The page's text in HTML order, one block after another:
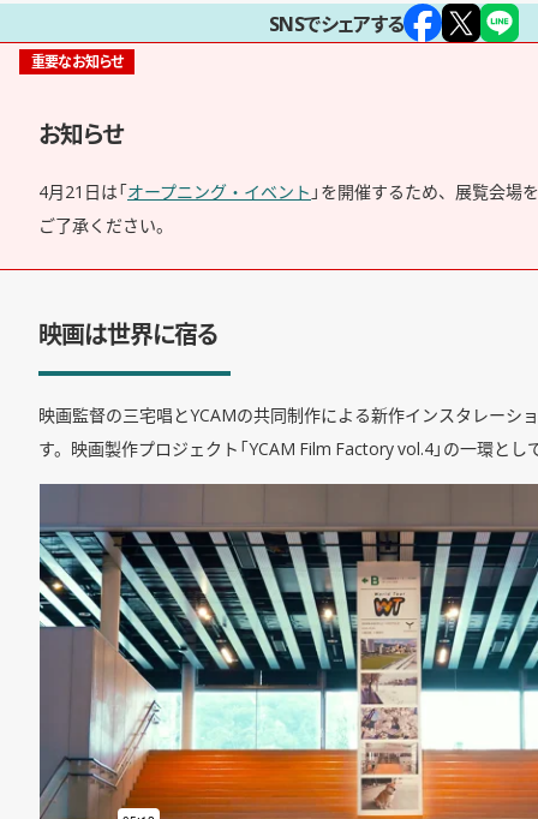
SNSでシェアする
重要なお知らせ
お知らせ
4月21日は「オープニング・イベント 」を開催するため、展覧会場
ご了承ください。
映画は世界に宿る
映画監督の三宅唱とYCAMの共同制作による新作インスタレーシ
す。映画製作プロジェクト「YCAM Film Factory vol.4」の一環とし